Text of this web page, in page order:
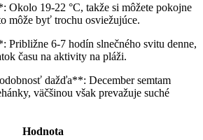
Okolo 19-22 °C, takže si môžete pokojne
môže byť trochu osviežujúce.
Približne 6-7 hodín slnečného svitu denne,
času na aktivity na pláži.
dažďa**: December semtam
väčšinou však prevažuje suché
Hodnota